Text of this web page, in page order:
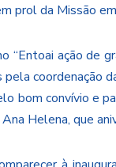
prol da Missão
“Entoai ação de
coordenação
bom convívio e
Helena, que